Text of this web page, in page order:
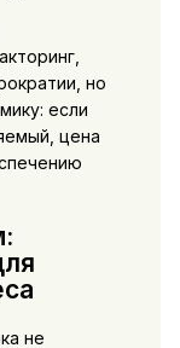
но
если
цена
не